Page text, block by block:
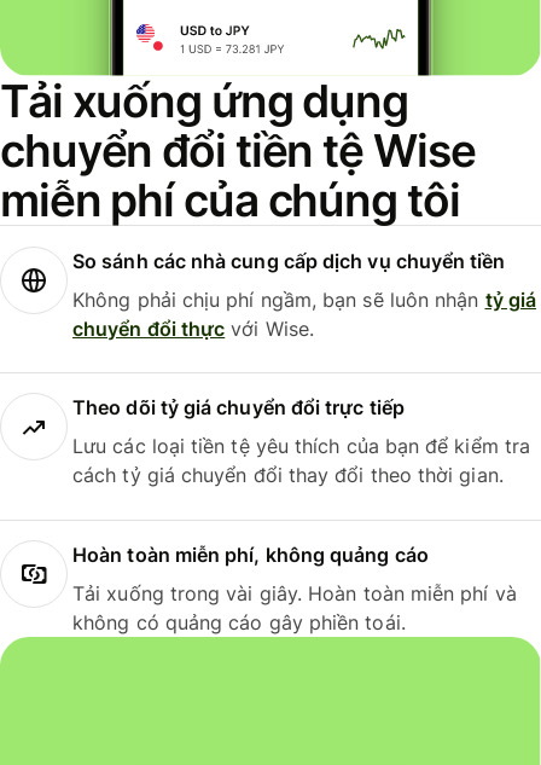
Tải xuống ứng dụng
chuyển đổi tiền tệ Wise
miễn phí của chúng tôi
So sánh các nhà cung cấp dịch vụ chuyển tiền
Không phải chịu phí ngầm, bạn sẽ luôn nhận tỷ giá
chuyển đổi thực với Wise.
Theo dõi tỷ giá chuyển đổi trực tiếp
Lưu các loại tiền tệ yêu thích của bạn để kiểm tra
cách tỷ giá chuyển đổi thay đổi theo thời gian.
Hoàn toàn miễn phí, không quảng cáo
Tải xuống trong vài giây. Hoàn toàn miễn phí và
không có quảng cáo gây phiền toái.